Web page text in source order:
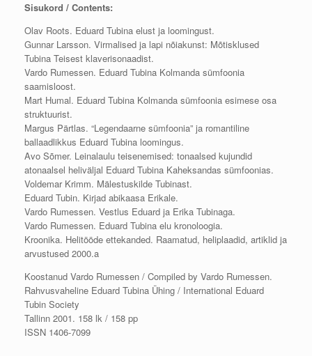
Eduard
Tubin
Society
1
(2001)
kogus
Sisukord / Contents:
Olav Roots. Eduard Tubina elust ja loomingust.
Gunnar Larsson. Virmalised ja lapi nõiakunst: Mõtisklused
Tubina Teisest klaverisonaadist.
Vardo Rumessen. Eduard Tubina Kolmanda sümfoonia
saamisloost.
Mart Humal. Eduard Tubina Kolmanda sümfoonia esimese osa
struktuurist.
Margus Pärtlas. “Legendaarne sümfoonia” ja romantiline
ballaadlikkus Eduard Tubina loomingus.
Avo Sõmer. Leinalaulu teisenemised: tonaalsed kujundid
atonaalsel heliväljal Eduard Tubina Kaheksandas sümfoonias.
Voldemar Krimm. Mälestuskilde Tubinast.
Eduard Tubin. Kirjad abikaasa Erikale.
Vardo Rumessen. Vestlus Eduard ja Erika Tubinaga.
Vardo Rumessen. Eduard Tubina elu kronoloogia.
Kroonika. Helitööde ettekanded. Raamatud, heliplaadid, artiklid ja
arvustused 2000.a
Koostanud Vardo Rumessen / Compiled by Vardo Rumessen.
Rahvusvaheline Eduard Tubina Ühing / International Eduard
Tubin Society
Tallinn 2001. 158 lk / 158 pp
ISSN 1406-7099